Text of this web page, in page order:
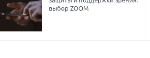
выбор ZOOM